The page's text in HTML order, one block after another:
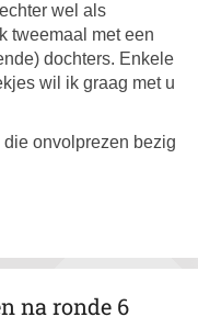
wel als
tweemaal met een
dochters. Enkele
wil ik graag met u
onvolprezen bezig
na ronde 6